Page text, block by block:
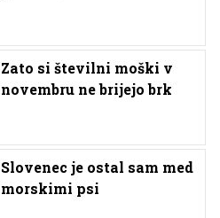
Zato si številni moški v
novembru ne brijejo brk
Slovenec je ostal sam med
morskimi psi